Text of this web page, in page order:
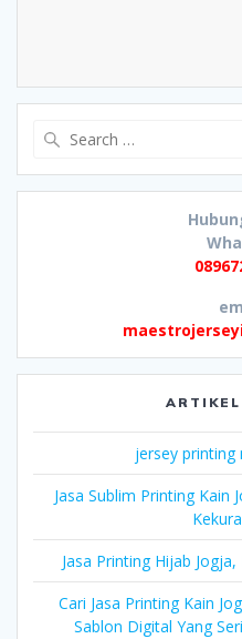
jersey printing
Jasa Sublim Printing Kain
Jasa Printing Hijab
Cari Jasa Printing Kain
Sablon Digital Yang